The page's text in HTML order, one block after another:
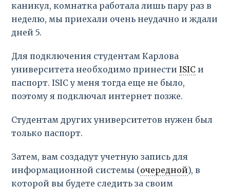
каникул, комнатка работала лишь пару раз в
неделю, мы приехали очень неудачно и ждали
дней 5.
Для подключения студентам Карлова
университета необходимо принестиISIC и
паспорт. ISIC у меня тогда еще не было,
поэтому я подключал интернет позже.
Студентам других университетов нужен был
только паспорт.
Затем, вам создадут учетную запись для
информационной системы (очередной), в
которой вы будете следить за своим